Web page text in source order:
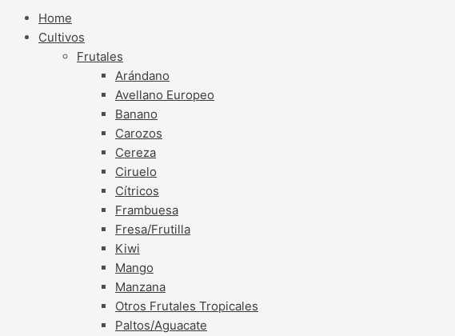
Home
Cultivos
Frutales
Arándano
Avellano Europeo
Banano
Carozos
Cereza
Ciruelo
Cítricos
Frambuesa
Fresa/Frutilla
Kiwi
Mango
Manzana
Otros Frutales Tropicales
Paltos/Aguacate